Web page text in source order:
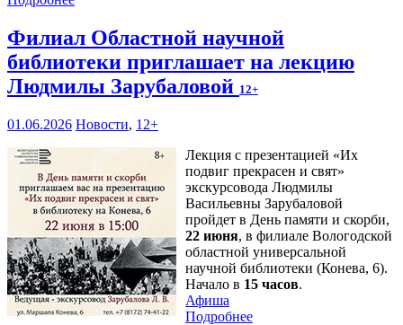
Филиал Областной научной
библиотеки приглашает на лекцию
Людмилы Зарубаловой 12+
01.06.2026 Новости, 12+
Лекция с презентацией «Их
подвиг прекрасен и свят»
экскурсовода Людмилы
Васильевны Зарубаловой
пройдет в День памяти и скорби,
22 июня, в филиале Вологодской
областной универсальной
научной библиотеки (Конева, 6).
Начало в 15 часов.
Афиша
Подробнее